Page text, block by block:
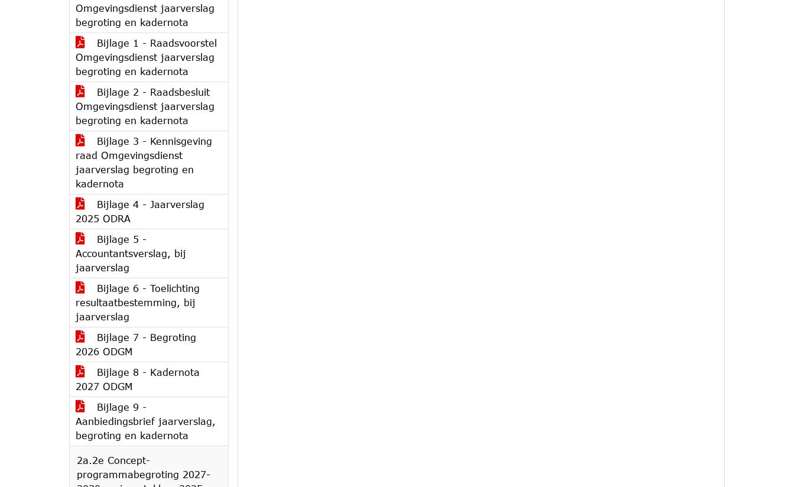
Omgevingsdienst jaarverslag
begroting en kadernota
Bijlage 1 - Raadsvoorstel
Omgevingsdienst jaarverslag
begroting en kadernota
Bijlage 2 - Raadsbesluit
Omgevingsdienst jaarverslag
begroting en kadernota
Bijlage 3 - Kennisgeving
raad Omgevingsdienst
jaarverslag begroting en
kadernota
Bijlage 4 - Jaarverslag
2025 ODRA
Bijlage 5 -
Accountantsverslag, bij
jaarverslag
Bijlage 6 - Toelichting
resultaatbestemming, bij
jaarverslag
Bijlage 7 - Begroting
2026 ODGM
Bijlage 8 - Kadernota
2027 ODGM
Bijlage 9 -
Aanbiedingsbrief jaarverslag,
begroting en kadernota
2a.2e Concept-
programmabegroting 2027-